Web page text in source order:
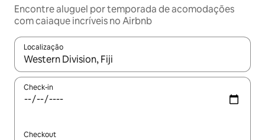
Encontre aluguel por temporada de acomodações
com caiaque incríveis no Airbnb
Localização
Quando os resultados estiverem disponíveis, explore-os
Check-in
Checkout